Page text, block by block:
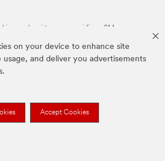
on your device to enhance site
usage, and deliver you advertisements
Accept Cookies
są znakami towarowymi firmy 3M.